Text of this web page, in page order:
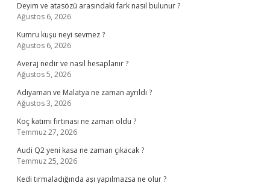
Deyim ve atasözü arasındaki fark nasıl bulunur ?
Ağustos 6, 2026
Kumru kuşu neyi sevmez ?
Ağustos 6, 2026
Averaj nedir ve nasıl hesaplanır ?
Ağustos 5, 2026
Adıyaman ve Malatya ne zaman ayrıldı ?
Ağustos 3, 2026
Koç katımı fırtınası ne zaman oldu ?
Temmuz 27, 2026
Audi Q2 yeni kasa ne zaman çıkacak ?
Temmuz 25, 2026
Kedi tırmaladığında aşı yapılmazsa ne olur ?